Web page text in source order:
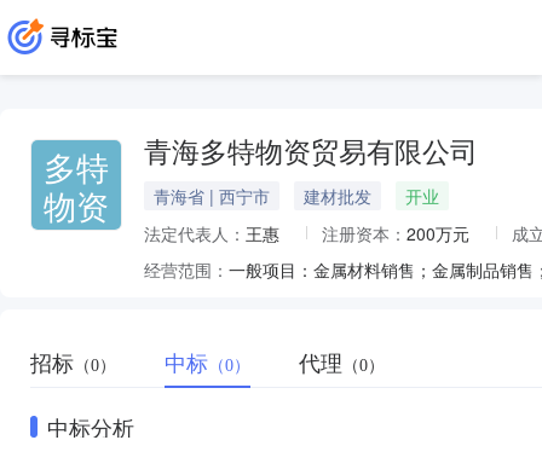
多特
物资
青海多特物资贸易有限公司
青海省 | 西宁市 建材批发
开业
法定代表人： 王惠 注册资本： 200万元
成
经营范围：
招标 （0） 中标 （0） 代理 （0）
中标分析